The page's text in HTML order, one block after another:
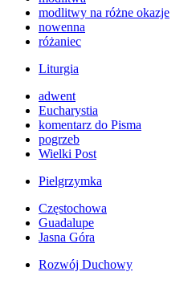
modlitwy na różne okazje
nowenna
różaniec
Liturgia
adwent
Eucharystia
komentarz do Pisma
pogrzeb
Wielki Post
Pielgrzymka
Częstochowa
Guadalupe
Jasna Góra
Rozwój Duchowy